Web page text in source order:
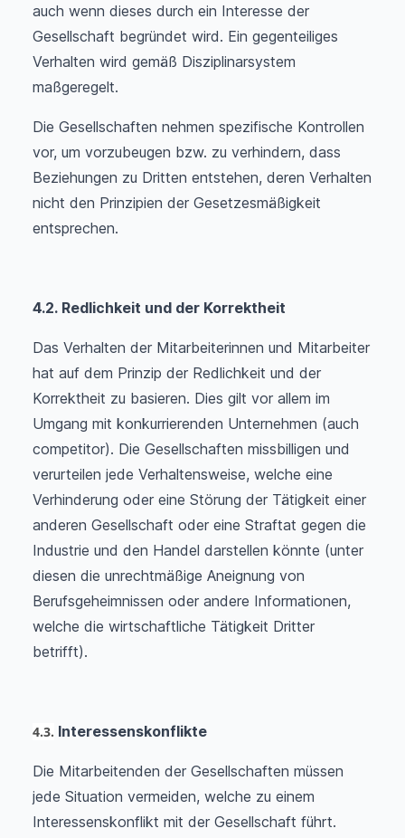
auch wenn dieses durch ein Interesse der
Gesellschaft begründet wird. Ein gegenteiliges
Verhalten wird gemäß Disziplinarsystem
maßgeregelt.
Die Gesellschaften nehmen spezifische Kontrollen
vor, um vorzubeugen bzw. zu verhindern, dass
Beziehungen zu Dritten entstehen, deren Verhalten
nicht den Prinzipien der Gesetzesmäßigkeit
entsprechen.
4.2. Redlichkeit und der Korrektheit
Das Verhalten der Mitarbeiterinnen und Mitarbeiter
hat auf dem Prinzip der Redlichkeit und der
Korrektheit zu basieren. Dies gilt vor allem im
Umgang mit konkurrierenden Unternehmen (auch
competitor). Die Gesellschaften missbilligen und
verurteilen jede Verhaltensweise, welche eine
Verhinderung oder eine Störung der Tätigkeit einer
anderen Gesellschaft oder eine Straftat gegen die
Industrie und den Handel darstellen könnte (unter
diesen die unrechtmäßige Aneignung von
Berufsgeheimnissen oder andere Informationen,
welche die wirtschaftliche Tätigkeit Dritter
betrifft).
4.3. Interessenskonflikte
Die Mitarbeitenden der Gesellschaften müssen
jede Situation vermeiden, welche zu einem
Interessenskonflikt mit der Gesellschaft führt.